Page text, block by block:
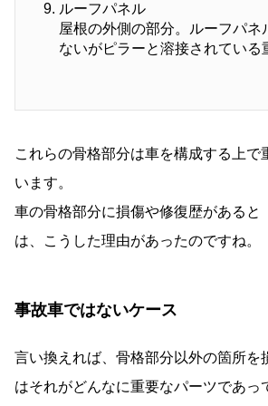
ルーフパネル
屋根の外側の部分。ルーフパネ
ないがピラーと溶接されている
これらの骨格部分は車を構成する上で
います。
車の骨格部分に損傷や修復歴があると
は、こうした理由があったのですね。
事故車ではないケース
言い換えれば、骨格部分以外の箇所を
はそれがどんなに重要なパーツであっ